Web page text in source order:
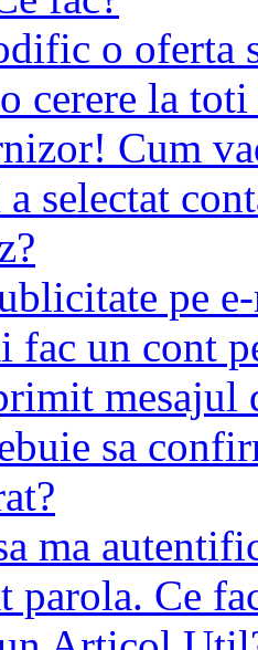
o oferta
cerere la
Cum
selectat
pe
fac un cont
mesajul
sa
ma
parola. Ce